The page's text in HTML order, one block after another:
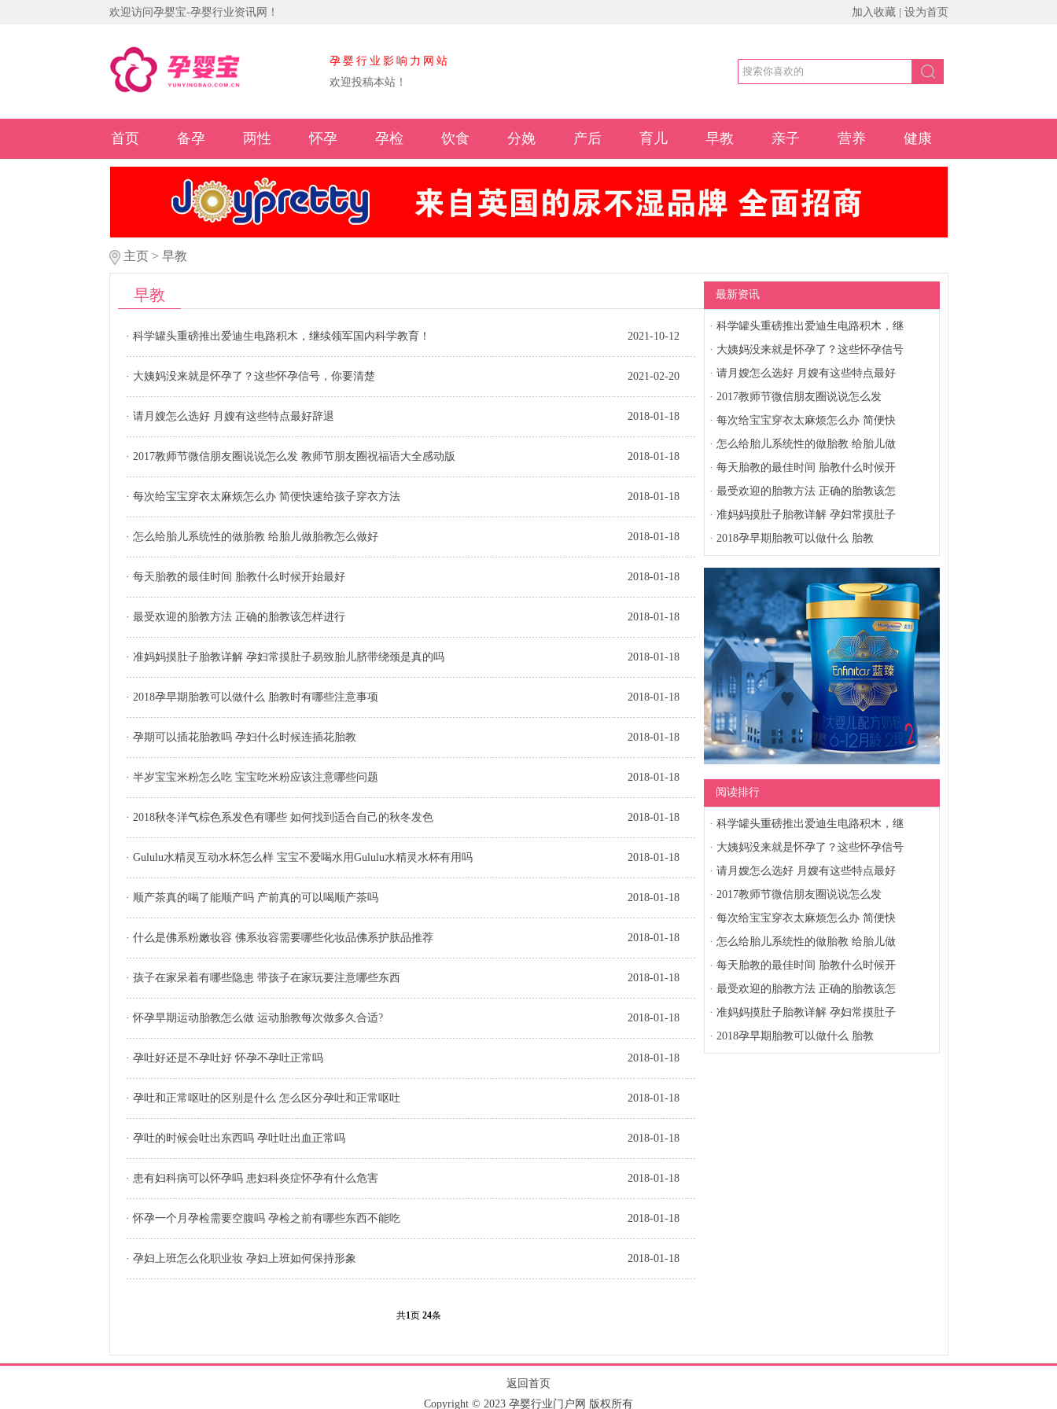
欢迎访问孕婴宝-孕婴行业资讯网！ 加入收藏| 设为首页
孕婴行业影响力网站
欢迎投稿本站！
首页 备孕 两性 怀孕 孕检 饮食 分娩 产后 育儿 早教 亲子 营养 健康
主页> 早教
早教
· 科学罐头重磅推出爱迪生电路积木，继续领军国内科学教育！ 2021-10-12
· 大姨妈没来就是怀孕了？这些怀孕信号，你要清楚 2021-02-20
· 请月嫂怎么选好 月嫂有这些特点最好辞退 2018-01-18
· 2017教师节微信朋友圈说说怎么发 教师节朋友圈祝福语大全感动版 2018-01-18
· 每次给宝宝穿衣太麻烦怎么办 简便快速给孩子穿衣方法 2018-01-18
· 怎么给胎儿系统性的做胎教 给胎儿做胎教怎么做好 2018-01-18
· 每天胎教的最佳时间 胎教什么时候开始最好 2018-01-18
· 最受欢迎的胎教方法 正确的胎教该怎样进行 2018-01-18
· 准妈妈摸肚子胎教详解 孕妇常摸肚子易致胎儿脐带绕颈是真的吗 2018-01-18
· 2018孕早期胎教可以做什么 胎教时有哪些注意事项 2018-01-18
· 孕期可以插花胎教吗 孕妇什么时候连插花胎教 2018-01-18
· 半岁宝宝米粉怎么吃 宝宝吃米粉应该注意哪些问题 2018-01-18
· 2018秋冬洋气棕色系发色有哪些 如何找到适合自己的秋冬发色 2018-01-18
· Gululu水精灵互动水杯怎么样 宝宝不爱喝水用Gululu水精灵水杯有用吗 2018-01-18
· 顺产茶真的喝了能顺产吗 产前真的可以喝顺产茶吗 2018-01-18
· 什么是佛系粉嫩妆容 佛系妆容需要哪些化妆品佛系护肤品推荐 2018-01-18
· 孩子在家呆着有哪些隐患 带孩子在家玩要注意哪些东西 2018-01-18
·怀孕早期运动胎教怎么做 运动胎教每次做多久合适? 2018-01-18
· 孕吐好还是不孕吐好 怀孕不孕吐正常吗 2018-01-18
· 孕吐和正常呕吐的区别是什么 怎么区分孕吐和正常呕吐 2018-01-18
· 孕吐的时候会吐出东西吗 孕吐吐出血正常吗 2018-01-18
· 患有妇科病可以怀孕吗 患妇科炎症怀孕有什么危害 2018-01-18
·怀孕一个月孕检需要空腹吗 孕检之前有哪些东西不能吃 2018-01-18
· 孕妇上班怎么化职业妆 孕妇上班如何保持形象 2018-01-18
共1页 24条
最新资讯
· 科学罐头重磅推出爱迪生电路积木，继
· 大姨妈没来就是怀孕了？这些怀孕信号
· 请月嫂怎么选好 月嫂有这些特点最好
· 2017教师节微信朋友圈说说怎么发
· 每次给宝宝穿衣太麻烦怎么办 简便快
· 怎么给胎儿系统性的做胎教 给胎儿做
· 每天胎教的最佳时间 胎教什么时候开
· 最受欢迎的胎教方法 正确的胎教该怎
· 准妈妈摸肚子胎教详解 孕妇常摸肚子
· 2018孕早期胎教可以做什么 胎教
阅读排行
· 科学罐头重磅推出爱迪生电路积木，继
· 大姨妈没来就是怀孕了？这些怀孕信号
· 请月嫂怎么选好 月嫂有这些特点最好
· 2017教师节微信朋友圈说说怎么发
· 每次给宝宝穿衣太麻烦怎么办 简便快
· 怎么给胎儿系统性的做胎教 给胎儿做
· 每天胎教的最佳时间 胎教什么时候开
· 最受欢迎的胎教方法 正确的胎教该怎
· 准妈妈摸肚子胎教详解 孕妇常摸肚子
· 2018孕早期胎教可以做什么 胎教
返回首页
Copyright © 2023 孕婴行业门户网 版权所有